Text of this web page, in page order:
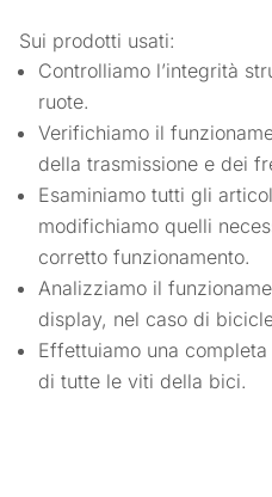
Sui prodotti usati:
Controlliamo l’integrità
ruote.
Verifichiamo il
della trasmissione e dei
Esaminiamo tutti gli
modifichiamo quelli
corretto funzionamento.
Analizziamo il
display, nel caso di
Effettuiamo una
di tutte le viti della bici.